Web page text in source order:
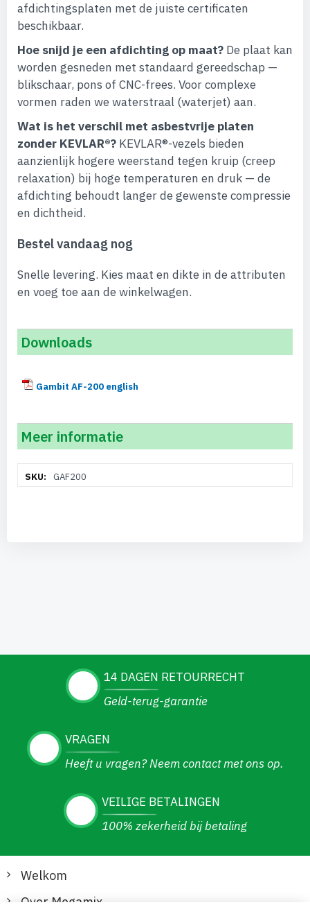
afdichtingsplaten met de juiste certificaten
beschikbaar.
Hoe snijd je een afdichting op maat? De plaat kan
worden gesneden met standaard gereedschap —
blikschaar, pons of CNC-frees. Voor complexe
vormen raden we waterstraal (waterjet) aan.
Wat is het verschil met asbestvrije platen
zonder KEVLAR®? KEVLAR®-vezels bieden
aanzienlijk hogere weerstand tegen kruip (creep
relaxation) bij hoge temperaturen en druk — de
afdichting behoudt langer de gewenste compressie
en dichtheid.
Bestel vandaag nog
Snelle levering. Kies maat en dikte in de attributen
en voeg toe aan de winkelwagen.
Downloads
Gambit AF-200 english
Meer informatie
informatieGAF200
14 DAGEN RETOURRECHT
Geld-terug-garantie
VRAGEN
Heeft u vragen? Neem contact met ons op.
VEILIGE BETALINGEN
100% zekerheid bij betaling
Welkom
Over Megamix